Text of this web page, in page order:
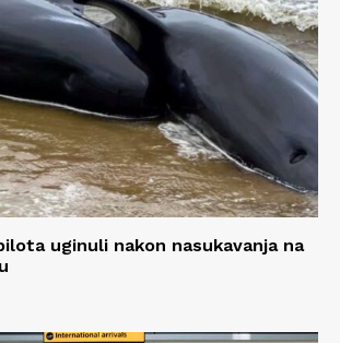
uginuli nakon nasukavanja na